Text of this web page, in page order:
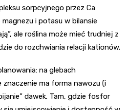
sorpcyjnego przez Ca
i potasu w bilansie
ale roślina może mieć trudniej z
do rozchwiania relacji kationów.
na glebach
ma forma nawozu (i
dawek. Tam, gdzie fosfor